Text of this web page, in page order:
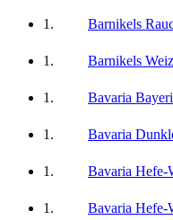
Barnikels
Barnikels
Bavaria
Bavaria
Bavaria Hefe-
Bavaria Hefe-